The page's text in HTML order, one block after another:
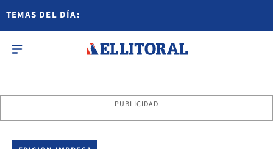
TEMAS DEL DÍA:
PUBLICIDAD